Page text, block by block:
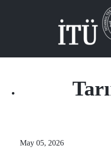
May 05, 2026